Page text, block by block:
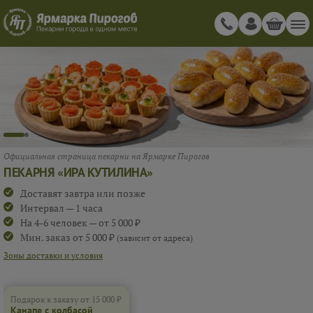
ПЕКАРНЯ «ИРА КУТИЛИНА»
Официальная страница пекарни на Ярмарке Пирогов
Доставят завтра или позже
Интервал — 1 часа
На 4-6 человек — от 5 000 ₽
Мин. заказ от 5 000 ₽ (зависит от адреса)
Зоны доставки и условия
Подарок к заказу от 15 000 ₽
Канапе с колбасой